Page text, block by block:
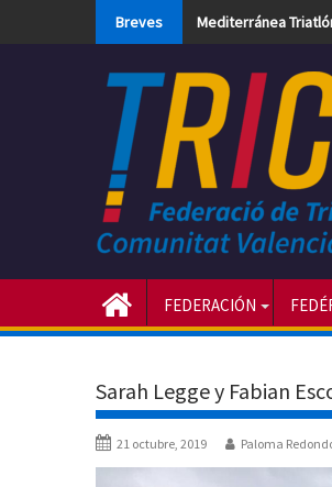
Breves Mediterránea
FEDERACIÓN
Sarah Legge y Fabian
21 octubre, 2019 Paloma